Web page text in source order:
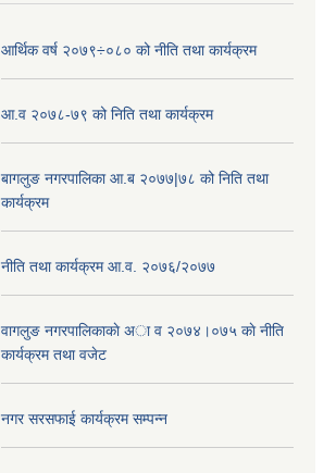
आर्थिक वर्ष २०७९÷०८० को नीति तथा कार्यक्रम
आ.व २०७८-७९ को निति तथा कार्यक्रम
बागलुङ नगरपालिका आ.ब २०७७|७८ को निति तथा
कार्यक्रम
नीति तथा कार्यक्रम आ.व. २०७६/२०७७
वागलुङ नगरपालिकाकाे अा‍ व २०७४।०७५ काे नीति
कार्यक्रम तथा वजेट
नगर सरसफाई कार्यक्रम सम्पन्न